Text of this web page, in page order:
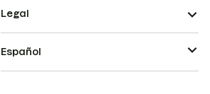
Legal
Español